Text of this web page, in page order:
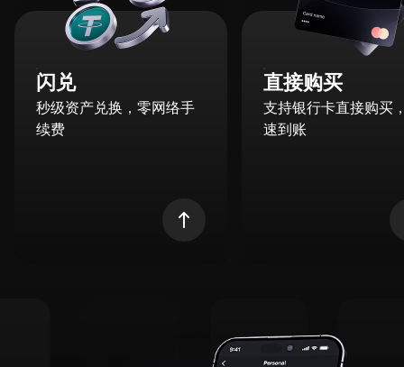
闪兑
秒级资产兑换，零网络手
续费
直接购买
支持银行卡直接购买
速到账